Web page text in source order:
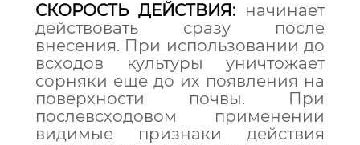
СКОРОСТЬ ДЕЙСТВИЯ: начинает
действовать сразу после
внесения. При использовании до
всходов культуры уничтожает
сорняки еще до их появления на
поверхности почвы. При
послевсходовом применении
видимые признаки действия